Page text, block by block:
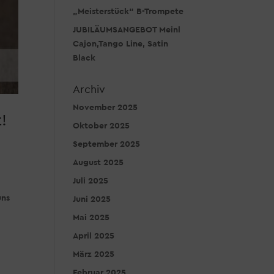
„Meisterstück“ B-Trompete
JUBILÄUMSANGEBOT Meinl
Cajon,Tango Line, Satin
Black
Archiv
November 2025
Oktober 2025
September 2025
August 2025
Juli 2025
Juni 2025
Mai 2025
April 2025
März 2025